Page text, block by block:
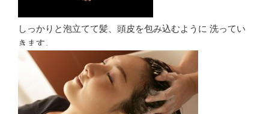
しっかりと泡立てて髪、頭皮を包み込むように 洗ってい
きます。